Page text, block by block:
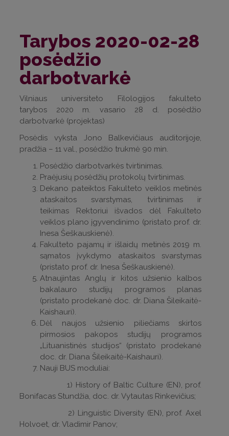
Tarybos 2020-02-28
posėdžio
darbotvarkė
Vilniaus universiteto Filologijos fakulteto
tarybos 2020 m. vasario 28 d. posėdžio
darbotvarkė (projektas)
Posėdis vyksta Jono Balkevičiaus auditorijoje,
pradžia – 11 val., posėdžio trukmė 90 min.
Posėdžio darbotvarkės tvirtinimas.
Praėjusių posėdžių protokolų tvirtinimas.
Dekano pateiktos Fakulteto veiklos metinės
ataskaitos svarstymas, tvirtinimas ir
teikimas Rektoriui išvados dėl Fakulteto
veiklos plano įgyvendinimo (pristato prof. dr.
Inesa Šeškauskienė).
Fakulteto pajamų ir išlaidų metinės 2019 m.
sąmatos įvykdymo ataskaitos svarstymas
(pristato prof. dr. Inesa Šeškauskienė).
Atnaujintas Anglų ir kitos užsienio kalbos
bakalauro studijų programos planas
(pristato prodekanė doc. dr. Diana Šileikaitė-
Kaishauri).
Dėl naujos užsienio piliečiams skirtos
pirmosios pakopos studijų programos
„Lituanistinės studijos“ (pristato prodekanė
doc. dr. Diana Šileikaitė-Kaishauri).
Nauji BUS moduliai:
1) History of Baltic Culture (EN), prof.
Bonifacas Stundžia, doc. dr. Vytautas Rinkevičius;
2) Linguistic Diversity (EN), prof. Axel
Holvoet, dr. Vladimir Panov;